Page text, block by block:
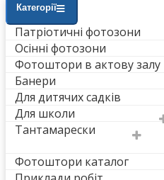
Категорії
Патріотичні фотозони
Осінні фотозони
Фотоштори в актову залу
Банери
Для дитячих садків
Для школи
Тантамарески
Фотоштори каталог